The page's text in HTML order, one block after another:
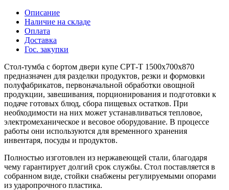
Описание
Наличие на складе
Оплата
Доставка
Гос. закупки
Стол-тумба с бортом двери купе СРТ-Т 1500х700х870
предназначен для разделки продуктов, резки и формовки
полуфабрикатов, первоначальной обработки овощной
продукции, завешивания, порционирования и подготовки к
подаче готовых блюд, сбора пищевых остатков. При
необходимости на них может устанавливаться тепловое,
электромеханическое и весовое оборудование. В процессе
работы они используются для временного хранения
инвентаря, посуды и продуктов.
Полностью изготовлен из нержавеющей стали, благодаря
чему гарантирует долгий срок службы. Стол поставляется в
собранном виде, стойки снабжены регулируемыми опорами
из ударопрочного пластика.